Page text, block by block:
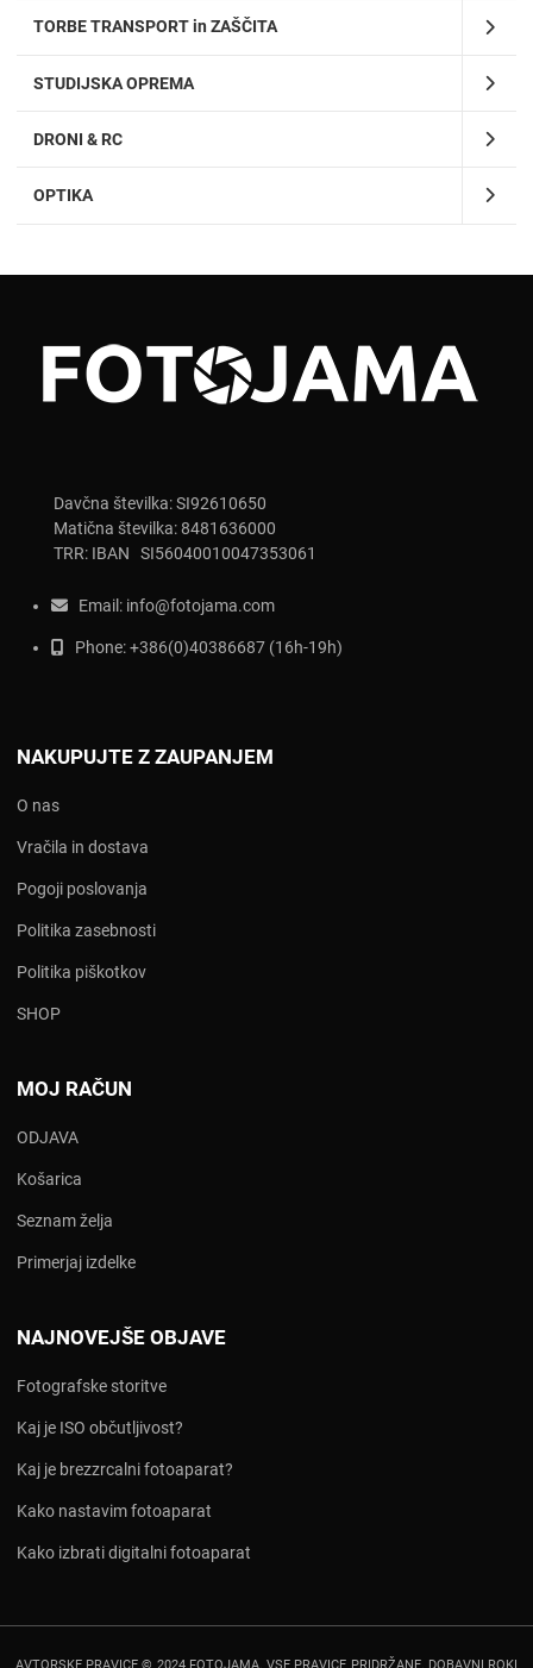
TORBE TRANSPORT in ZAŠČITA
STUDIJSKA OPREMA
DRONI & RC
OPTIKA
Davčna številka: SI92610650
Matična številka: 8481636000
TRR: IBAN SI56040010047353061
Email: info@fotojama.com
Phone:+386(0)40386687 (16h-19h)
NAKUPUJTE Z ZAUPANJEM
O nas
Vračila in dostava
Pogoji poslovanja
Politika zasebnosti
Politika piškotkov
SHOP
MOJ RAČUN
ODJAVA
Košarica
Seznam želja
Primerjaj izdelke
NAJNOVEJŠE OBJAVE
Fotografske storitve
Kaj je ISO občutljivost?
Kaj je brezzrcalni fotoaparat?
Kako nastavim fotoaparat
Kako izbrati digitalni fotoaparat